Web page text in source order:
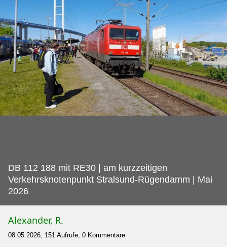
DB 112 188 mit RE30 | am kurzzeitigen
Verkehrsknotenpunkt Stralsund-Rügendamm | Mai
2026
Alexander, R.
08.05.2026, 151 Aufrufe, 0 Kommentare